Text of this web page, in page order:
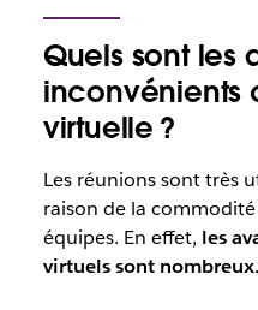
Quels sont les
inconvénients
virtuelle ?
Les réunions sont très
raison de la
équipes. En effet, les
virtuels sont nombreux.